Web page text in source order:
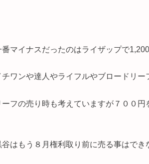
マイナスだったのはライザップで
ワンや達人やライフルやブロードリー
ーフの売り時も考えていますが７００
はもう８月権利取り前に売る事はでき